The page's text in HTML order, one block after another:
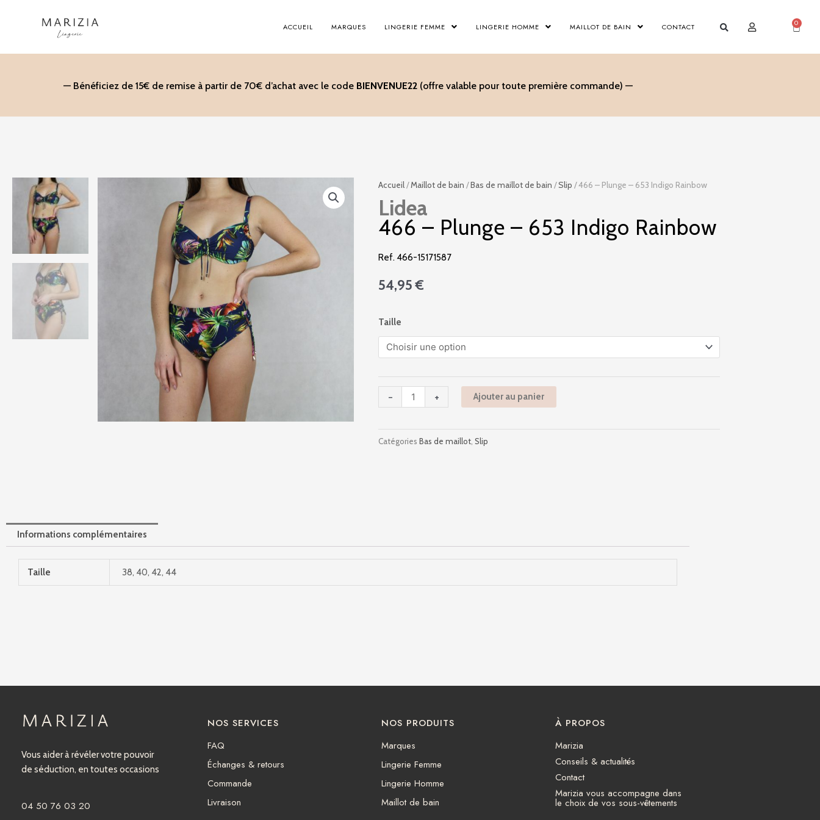
ACCUEIL MARQUES LINGERIE FEMME LINGERIE HOMME MAILLOT DE BAIN CONTACT 0
Panier
— Bénéficiez de 15€ de remise à partir de 70€ d’achat avec le code BIENVENUE22(offre valable pour toute première commande) —
Accueil/Maillot de bain /Bas de maillot de bain /Slip / 466 – Plunge – 653 Indigo Rainbow
Lidea
466 – Plunge – 653 Indigo Rainbow
Ref. 466-15171587
54,95€
Taille
-
de
466
-
-
653
Rainbow
+ Ajouter au panier
Catégories Bas de maillot Slip
Informations complémentaires
Taille 38, 40, 42, 44
Vous aider à révéler votre pouvoir
de séduction, en toutes occasions
04 50 76 03 20
NOS SERVICES
FAQ
Échanges & retours
Commande
Livraison
NOS PRODUITS
Marques
Lingerie Femme
Lingerie Homme
Maillot de bain
À PROPOS
Marizia
Conseils & actualités
Contact
Marizia vous accompagne dans
le choix de vos sous-vêtements